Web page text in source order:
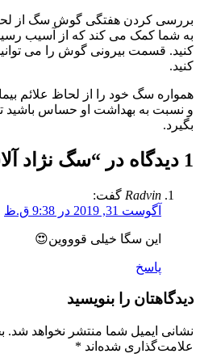
بررسی کردن هفتگی گوش سگ از
به شما کمک می کند که از آسیب
کنید. قسمت بیرونی گوش را می
کنید.
همواره سگ خود را از لحاظ علائم
و نسبت به بهداشت او حساس باشید
بگیرد.
1 دیدگاه در “ سگ نژاد
Radvin گفت:
آگوست 31, 2019 در 9:38 ق.ظ
این سگا خیلی قوووین😍
پاسخ
دیدگاهتان را بنویسید
نشانی ایمیل شما منتشر نخواهد شد.
علامت‌گذاری شده‌اند *